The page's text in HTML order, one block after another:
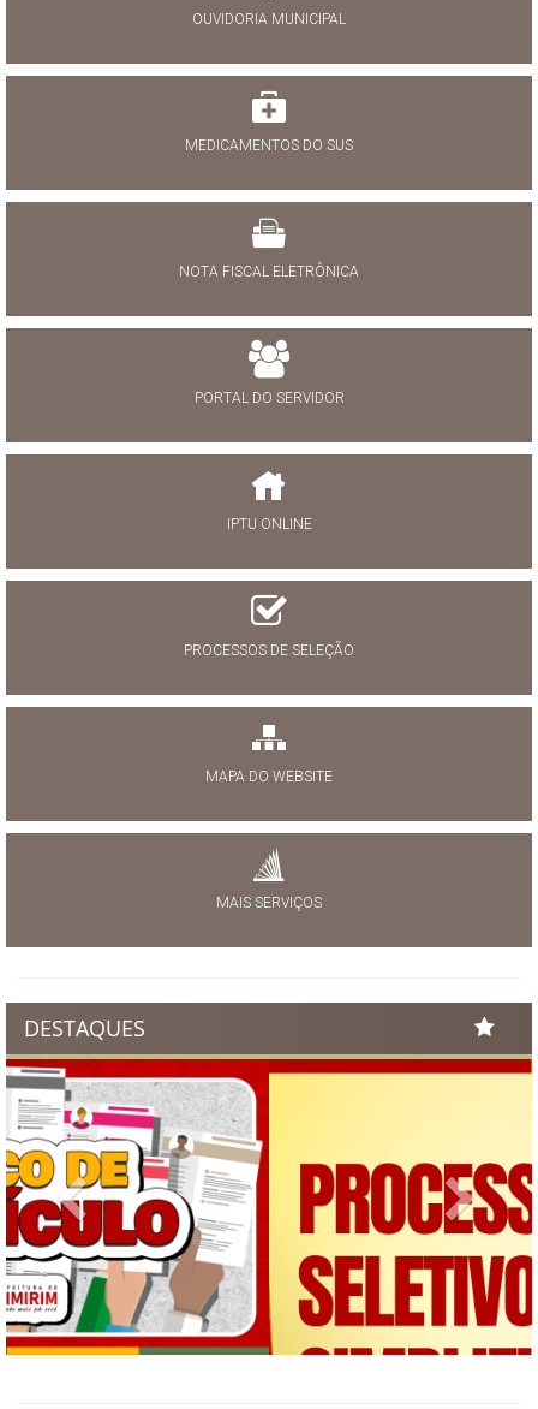
OUVIDORIA MUNICIPAL
MEDICAMENTOS DO SUS
NOTA FISCAL ELETRÔNICA
PORTAL DO SERVIDOR
IPTU ONLINE
PROCESSOS DE SELEÇÃO
MAPA DO WEBSITE
MAIS SERVIÇOS
DESTAQUES
Previous Next